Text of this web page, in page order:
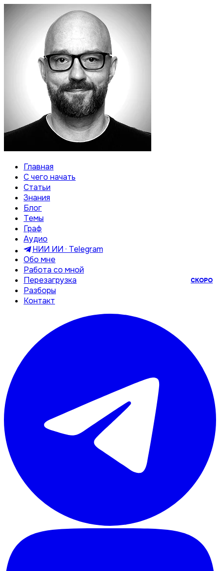
Главная
С чего начать
Статьи
Знания
Блог
Темы
Граф
Аудио
НИИ ИИ · Telegram
Обо мне
Работа со мной
Перезагрузка
СКОРО
Разборы
Контакт